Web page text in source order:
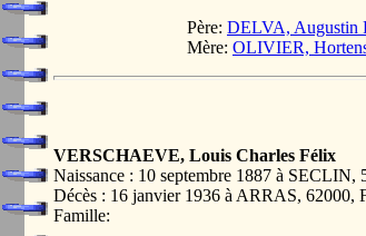
Père: DELVA, Augustin
Mère: OLIVIER,
VERSCHAEVE, Louis Charles Félix
Naissance : 10 septembre 1887 à SECLIN,
Décès : 16 janvier 1936 à ARRAS, 62000,
Famille: